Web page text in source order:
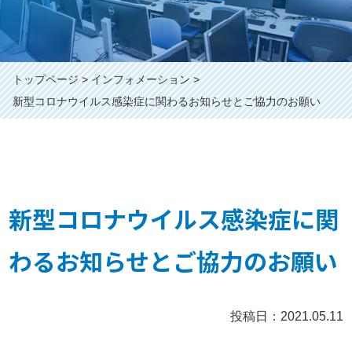
トップページ
インフォメーション
新型コロナウイルス感染症に関わるお知らせとご協力のお願い
新型コロナウイルス感染症に関
わるお知らせとご協力のお願い
投稿日：2021.05.11